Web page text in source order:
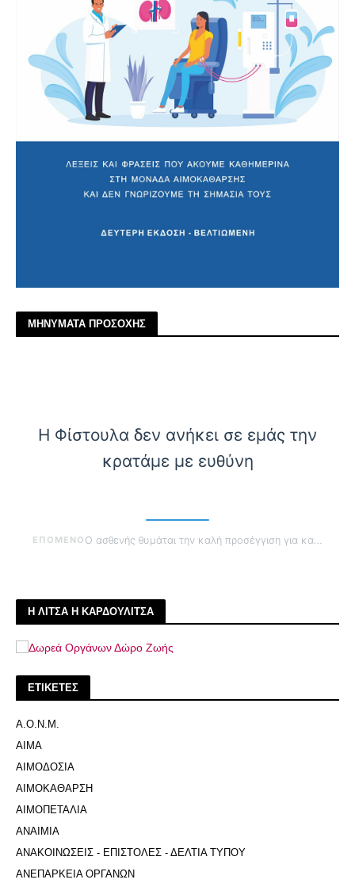
ΜΗΝΥΜΑΤΑ ΠΡΟΣΟΧΗΣ
Η Φίστουλα δεν ανήκει σε εμάς την
κρατάμε με ευθύνη
ΕΠΟΜΕΝΟ Ο ασθενής θυμάται την καλή προσέγγιση για καιρό
Η ΛΙΤΣΑ Η ΚΑΡΔΟΥΛΙΤΣΑ
ΕΤΙΚΕΤΕΣ
Α.Ο.Ν.Μ.
ΑΙΜΑ
ΑΙΜΟΔΟΣΙΑ
ΑΙΜΟΚΑΘΑΡΣΗ
ΑΙΜΟΠΕΤΑΛΙΑ
ΑΝΑΙΜΙΑ
ΑΝΑΚΟΙΝΩΣΕΙΣ - ΕΠΙΣΤΟΛΕΣ - ΔΕΛΤΙΑ ΤΥΠΟΥ
ΑΝΕΠΑΡΚΕΙΑ ΟΡΓΑΝΩΝ